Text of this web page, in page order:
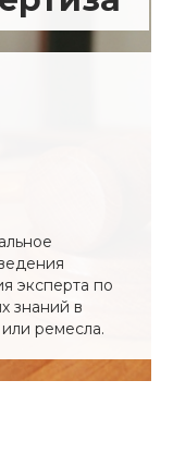
эксперта по
знаний в
ремесла.